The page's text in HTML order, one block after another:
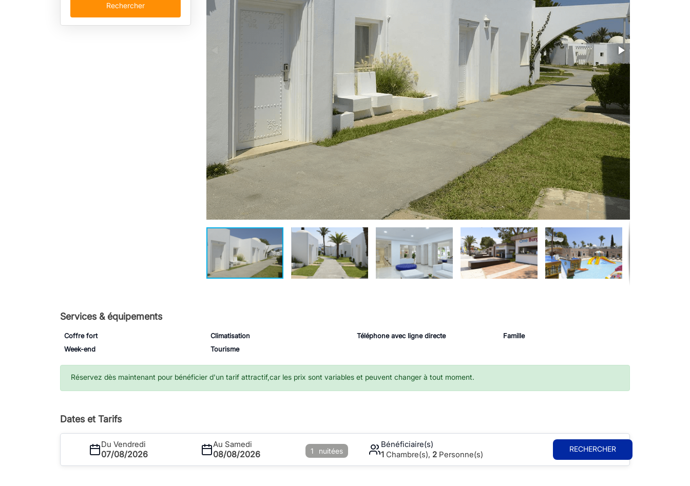
Rechercher
Services & équipements
Coffre fort Climatisation Téléphone avec ligne directe
Famille
Week-end
Tourisme
Réservez dès maintenant pour bénéficier d'un tarif attractif,car les prix sont variables et peuvent changer à tout moment.
Dates et Tarifs
Du Vendredi
07/08/2026
Au Samedi
08/08/2026 1 nuitées
Bénéficiaire(s)
1Chambre(s), 2 Personne(s)
RECHERCHER